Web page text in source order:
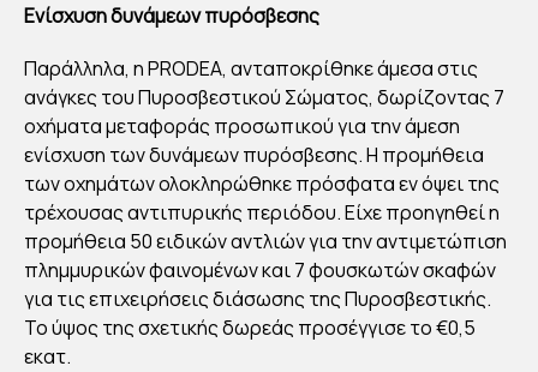
Στέλλα
Αυγου
στάκη
Publish
12/06/2
023
Ενίσχυση δυνάμεων πυρόσβεσης
Παράλληλα, η PRODEA, ανταποκρίθηκε άμεσα στις
ανάγκες του Πυροσβεστικού Σώματος, δωρίζοντας 7
οχήματα μεταφοράς προσωπικού για την άμεση
ενίσχυση των δυνάμεων πυρόσβεσης. Η προμήθεια
των οχημάτων ολοκληρώθηκε πρόσφατα εν όψει της
τρέχουσας αντιπυρικής περιόδου. Είχε προηγηθεί η
προμήθεια 50 ειδικών αντλιών για την αντιμετώπιση
πλημμυρικών φαινομένων και 7 φουσκωτών σκαφών
για τις επιχειρήσεις διάσωσης της Πυροσβεστικής.
Το ύψος της σχετικής δωρεάς προσέγγισε το €0,5
εκατ.